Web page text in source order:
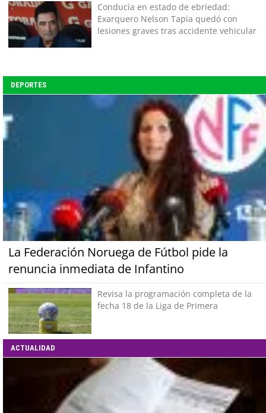
Conducía en estado de ebriedad:
Exarquero Nelson Tapia quedó con
lesiones graves tras accidente vehicular
DEPORTES
La Federación Noruega de Fútbol pide la
renuncia inmediata de Infantino
Revisa la programación completa de la
fecha 18 de la Liga de Primera
ACTUALIDAD